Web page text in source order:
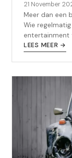
21 November
Meer dan een
Wie
entertainment
weg, weet hoe
LEES MEER →